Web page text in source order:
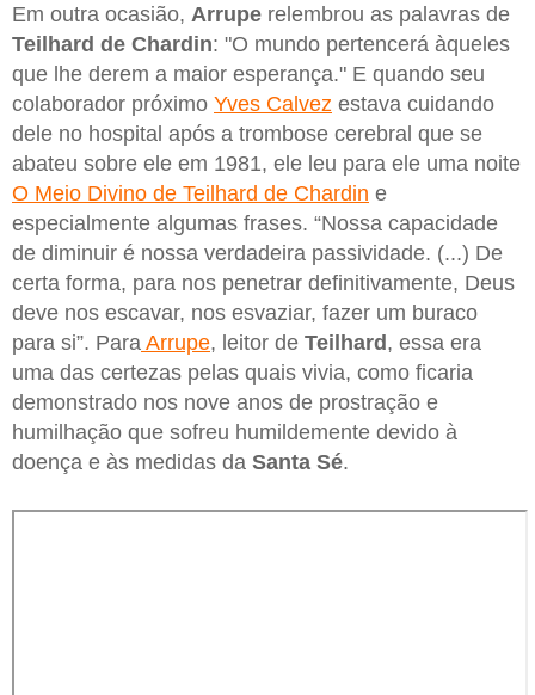
Em outra ocasião, Arrupe relembrou as palavras de
Teilhard de Chardin: "O mundo pertencerá àqueles
que lhe derem a maior esperança." E quando seu
colaborador próximo Yves Calvez estava cuidando
dele no hospital após a trombose cerebral que se
abateu sobre ele em 1981, ele leu para ele uma noite
O Meio Divino de Teilhard de Chardin e
especialmente algumas frases. “Nossa capacidade
de diminuir é nossa verdadeira passividade. (...) De
certa forma, para nos penetrar definitivamente, Deus
deve nos escavar, nos esvaziar, fazer um buraco
para si”. Para Arrupe, leitor de Teilhard, essa era
uma das certezas pelas quais vivia, como ficaria
demonstrado nos nove anos de prostração e
humilhação que sofreu humildemente devido à
doença e às medidas da Santa Sé.